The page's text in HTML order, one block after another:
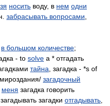
носить воду, в нем одни
забрасывать вопросами
в большом количестве;
- to solve a * отгадать
тайна , загадка - *s of
загадочный
меня загадка говорить
загадывать загадки отгадывать